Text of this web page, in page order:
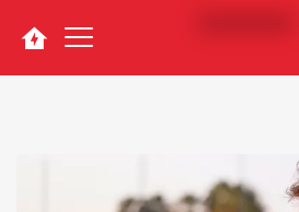
Navigation